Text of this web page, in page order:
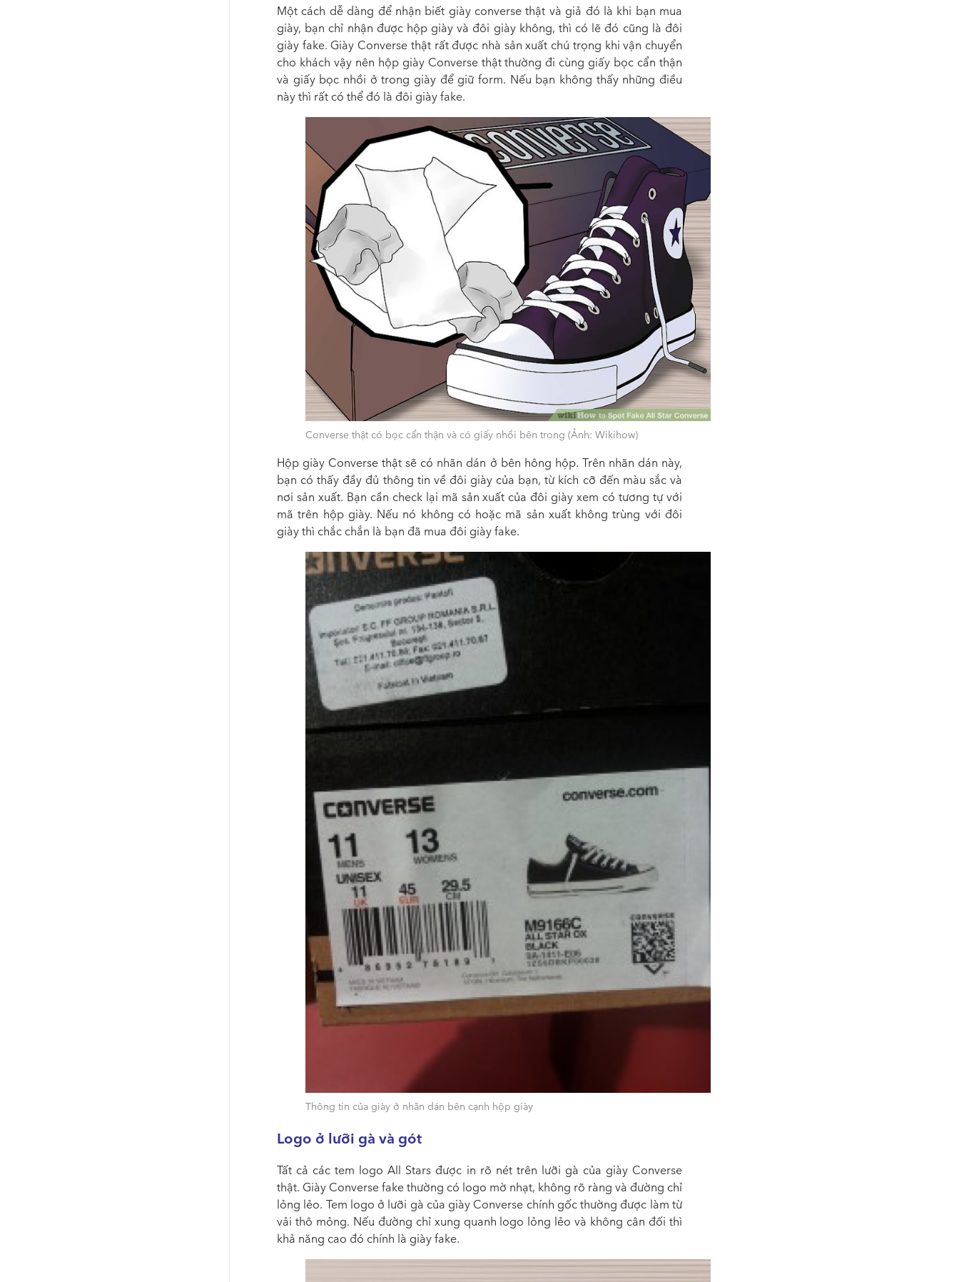
Một cách dễ dàng để nhận biết giày converse thật và giả đó là khi bạn mua
giày, bạn chỉ nhận được hộp giày và đôi giày không, thì có lẽ đó cũng là đôi
giày fake. Giày Converse thật rất được nhà sản xuất chú trọng khi vận chuyển
cho khách vậy nên hộp giày Converse thật thường đi cùng giấy bọc cẩn thận
và giấy bọc nhồi ở trong giày để giữ form. Nếu bạn không thấy những điều
này thì rất có thể đó là đôi giày fake.
Converse thật có bọc cẩn thận và có giấy nhồi bên trong (Ảnh: Wikihow)
Hộp giày Converse thật sẽ có nhãn dán ở bên hông hộp. Trên nhãn dán này,
bạn có thấy đầy đủ thông tin về đôi giày của bạn, từ kích cỡ đến màu sắc và
nơi sản xuất. Bạn cần check lại mã sản xuất của đôi giày xem có tương tự với
mã trên hộp giày. Nếu nó không có hoặc mã sản xuất không trùng với đôi
giày thì chắc chắn là bạn đã mua đôi giày fake.
Thông tin của giày ở nhãn dán bên cạnh hộp giày
Logo ở lưỡi gà và gót
Tất cả các tem logo All Stars được in rõ nét trên lưỡi gà của giày Converse
thật. Giày Converse fake thường có logo mờ nhạt, không rõ ràng và đường chỉ
lỏng lẻo. Tem logo ở lưỡi gà của giày Converse chính gốc thường được làm từ
vải thô mỏng. Nếu đường chỉ xung quanh logo lỏng lẻo và không cân đối thì
khả năng cao đó chính là giày fake.